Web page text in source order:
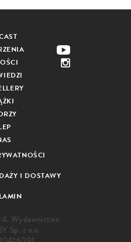
I DOSTAWY
Wydawnictwo
Sp. z o.o.